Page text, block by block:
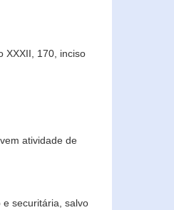
XXXII, 170, inciso
atividade de
securitária, salvo